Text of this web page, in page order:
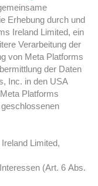
Erhebung durch und
Ireland Limited, ein
Verarbeitung der
von Meta Platforms
der Daten
Inc. in den USA
Platforms
Limited,
(Art. 6 Abs.